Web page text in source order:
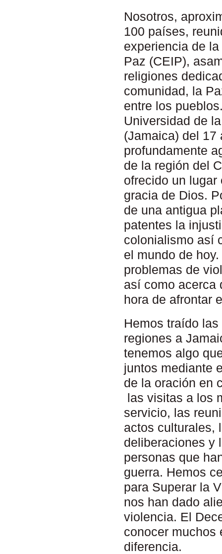
Nosotros,
100 países,
experiencia de
Paz (CEIP),
religiones
comunidad, la
entre los
Universidad de
(Jamaica) del 17
profundamente
de la región del
ofrecido un
gracia de Dios.
de una antigua
patentes la
colonialismo así
el mundo de
problemas de
así como acerca
hora de afrontar
Hemos traído
regiones a
tenemos algo
juntos mediante
de la oración en
las visitas a los
servicio, las
actos culturales,
deliberaciones y
personas que
guerra. Hemos
para Superar la
nos han dado
violencia. El
conocer muchos
diferencia.